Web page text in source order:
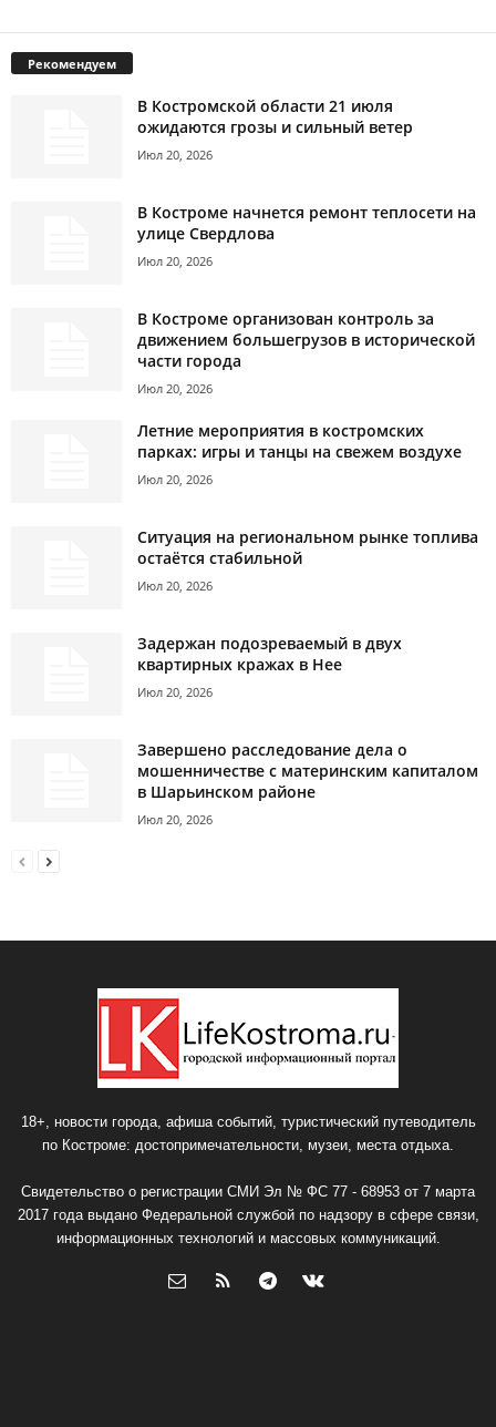
Рекомендуем
В Костромской области 21 июля
ожидаются грозы и сильный ветер
Июл 20, 2026
В Костроме начнется ремонт теплосети на
улице Свердлова
Июл 20, 2026
В Костроме организован контроль за
движением большегрузов в исторической
части города
Июл 20, 2026
Летние мероприятия в костромских
парках: игры и танцы на свежем воздухе
Июл 20, 2026
Ситуация на региональном рынке топлива
остаётся стабильной
Июл 20, 2026
Задержан подозреваемый в двух
квартирных кражах в Нее
Июл 20, 2026
Завершено расследование дела о
мошенничестве с материнским капиталом
в Шарьинском районе
Июл 20, 2026
18+, новости города, афиша событий, туристический путеводитель
по Костроме: достопримечательности, музеи, места отдыха.
Свидетельство о регистрации СМИ Эл № ФС 77 - 68953 от 7 марта
2017 года выдано Федеральной службой по надзору в сфере связи,
информационных технологий и массовых коммуникаций.